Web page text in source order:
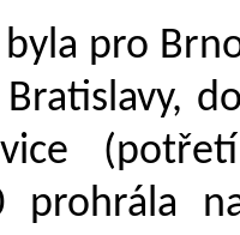
pro
prohrála